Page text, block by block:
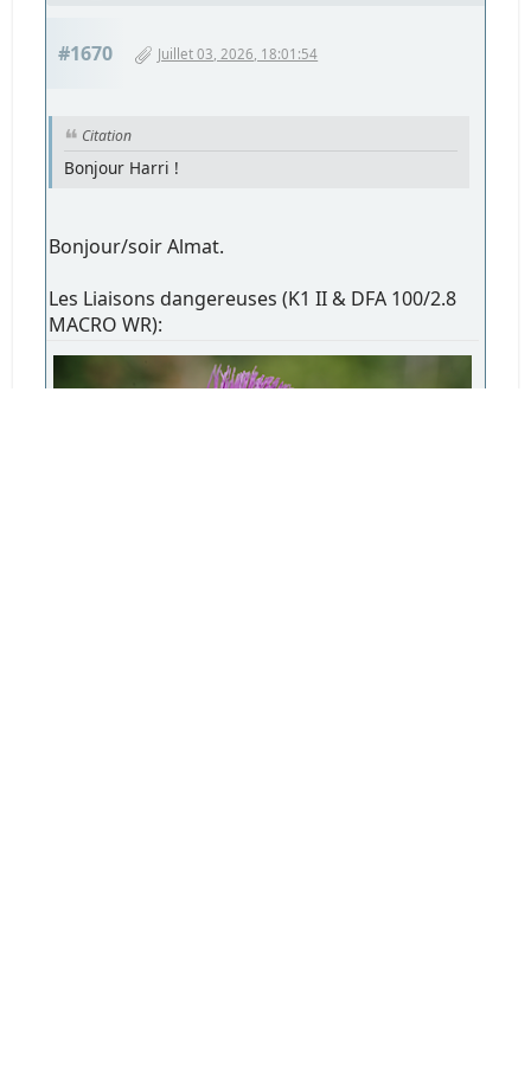
#1670 Juillet 03, 2026, 18:01:54
Citation
Bonjour Harri !
Bonjour/soir Almat.
Les Liaisons dangereuses (K1 II & DFA 100/2.8
MACRO WR):